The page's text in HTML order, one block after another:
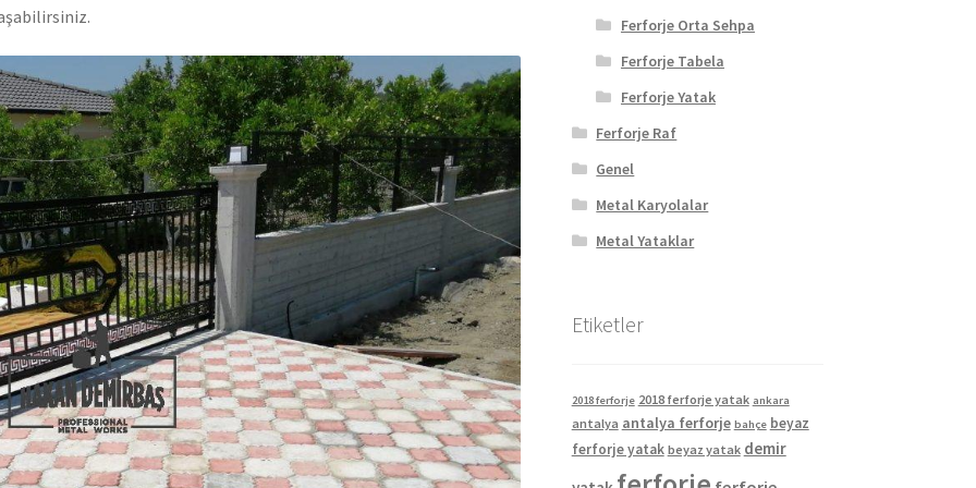
Ferforje Orta Sehpa
Ferforje Tabela
Ferforje Yatak
Ferforje Raf
Genel
Metal Karyolalar
Metal Yataklar
Etiketler
2018 ferforje 2018 ferforje yatak ankara
antalya antalya ferforje bahçe beyaz
ferforje yatak beyaz yatak demir